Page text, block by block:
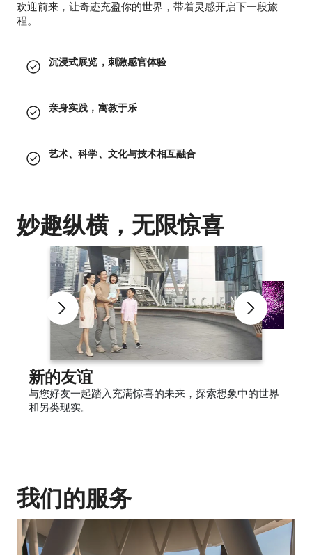
欢迎前来，让奇迹充盈你的世界，带着灵感开启下一段旅
程。
沉浸式展览，刺激感官体验
亲身实践，寓教于乐
艺术、科学、文化与技术相互融合
妙趣纵横，无限惊喜
新的友谊
与您好友一起踏入充满惊喜的未来，探索想象中的世界
和另类现实。
我们的服务